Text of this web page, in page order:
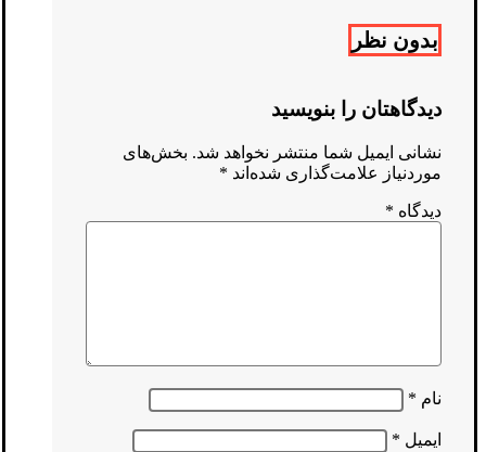
بدون نظر
دیدگاهتان را بنویسید
نشانی ایمیل شما منتشر نخواهد شد. بخش‌های
موردنیاز علامت‌گذاری شده‌اند *
دیدگاه *
نام *
ایمیل *